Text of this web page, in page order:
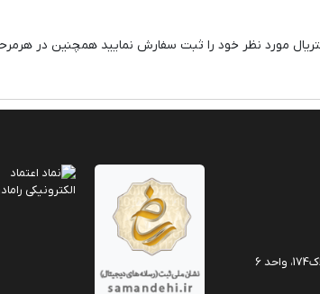
مورد نظر خود را ثبت سفارش نمایید همچنین در
6